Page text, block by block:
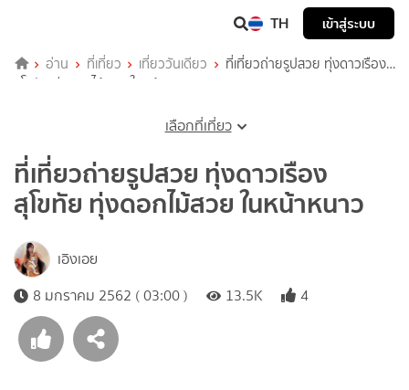
TH เข้าสู่ระบบ
อ่าน ที่เที่ยว เที่ยววันเดียว
ที่เที่ยวถ่ายรูปสวย ทุ่งดาวเรือง
สุโขทัย ทุ่งดอกไม้สวย ในหน้าหนาว
เลือกที่เที่ยว
ที่เที่ยวถ่ายรูปสวย ทุ่งดาวเรือง
สุโขทัย ทุ่งดอกไม้สวย ในหน้าหนาว
เอิงเอย
8 มกราคม 2562 ( 03:00 )
13.5K 4